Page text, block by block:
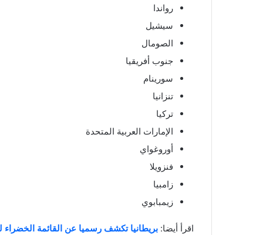
رواندا
سيشيل
الصومال
جنوب أفريقيا
سورينام
تنزانيا
تركيا
الإمارات العربية المتحدة
أوروغواي
فنزويلا
زامبيا
زيمبابوي
اقرأ أيضا: بريطانيا تكشف رسميا عن القائمة الخضراء